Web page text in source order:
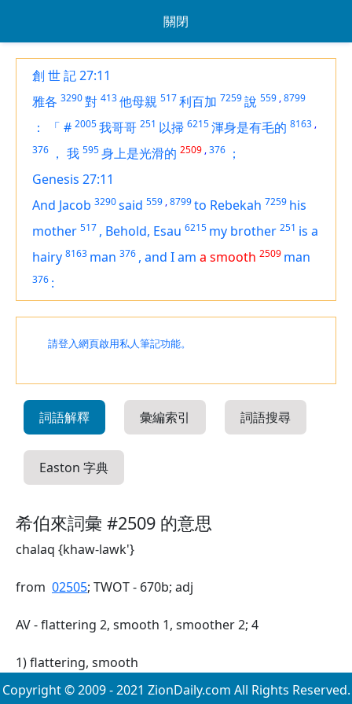
關閉
創 世 記 27:11
雅各 3290對 413他母親 517利百加 7259說 559 ,8799
： 「 # 2005我哥哥 251 以掃 6215渾身是有毛的 8163 ,
376 ， 我 595身上是光滑的 2509 ,376 ；
Genesis 27:11
And Jacob 3290said 559 ,8799to Rebekah 7259 his
mother 517 , Behold, Esau 6215 my brother 251 is a
hairy 8163 man 376 , and Iam a smooth 2509 man
376 :
請登入網頁啟用私人筆記功能。
詞語解釋 彙編索引 詞語搜尋
Easton 字典
希伯來詞彙 #2509 的意思
chalaq {khaw-lawk'}
from 02505; TWOT - 670b; adj
AV - flattering 2, smooth 1, smoother 2; 4
1) flattering, smooth
Copyright © 2009 - 2021 ZionDaily.com All Rights Reserved.